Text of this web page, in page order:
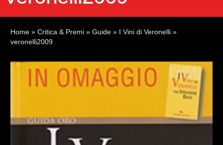
Home » Critica & Premi » Guide » I Vini di Veronelli »
veronelli2009